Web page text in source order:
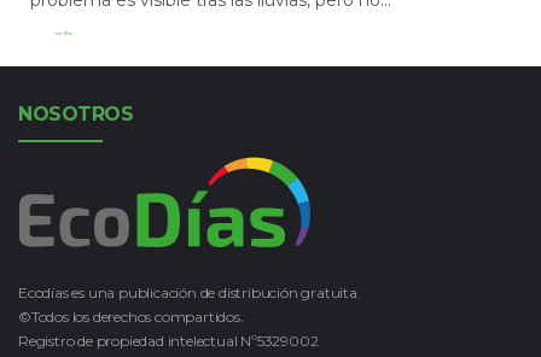
Leer Más
NOSOTROS
Ecodías es una publicación de distribución gratuita.
©Todos los derechos compartidos.
Registro de propiedad intelectual Nº5329002